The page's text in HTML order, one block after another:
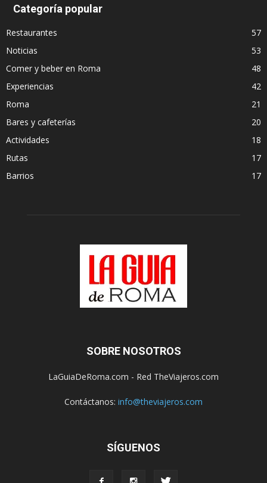
Categoría popular
Restaurantes
57
Noticias
53
Comer y beber en Roma
48
Experiencias
42
Roma
21
Bares y cafeterías
20
Actividades
18
Rutas
17
Barrios
17
SOBRE NOSOTROS
LaGuiaDeRoma.com - Red TheViajeros.com
Contáctanos: info@theviajeros.com
SÍGUENOS